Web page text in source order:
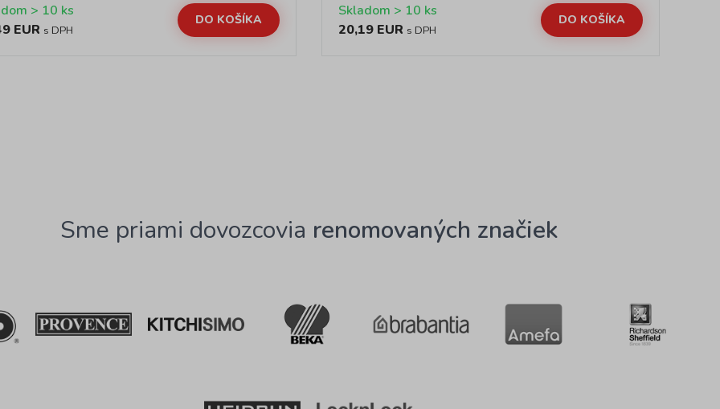
Skladom > 10 ks
EUR s DPH
DO KOŠÍKA
Skladom > 10 ks
20,19 EUR s DPH
DO KOŠÍKA
Sme priami dovozcovia renomovaných značiek